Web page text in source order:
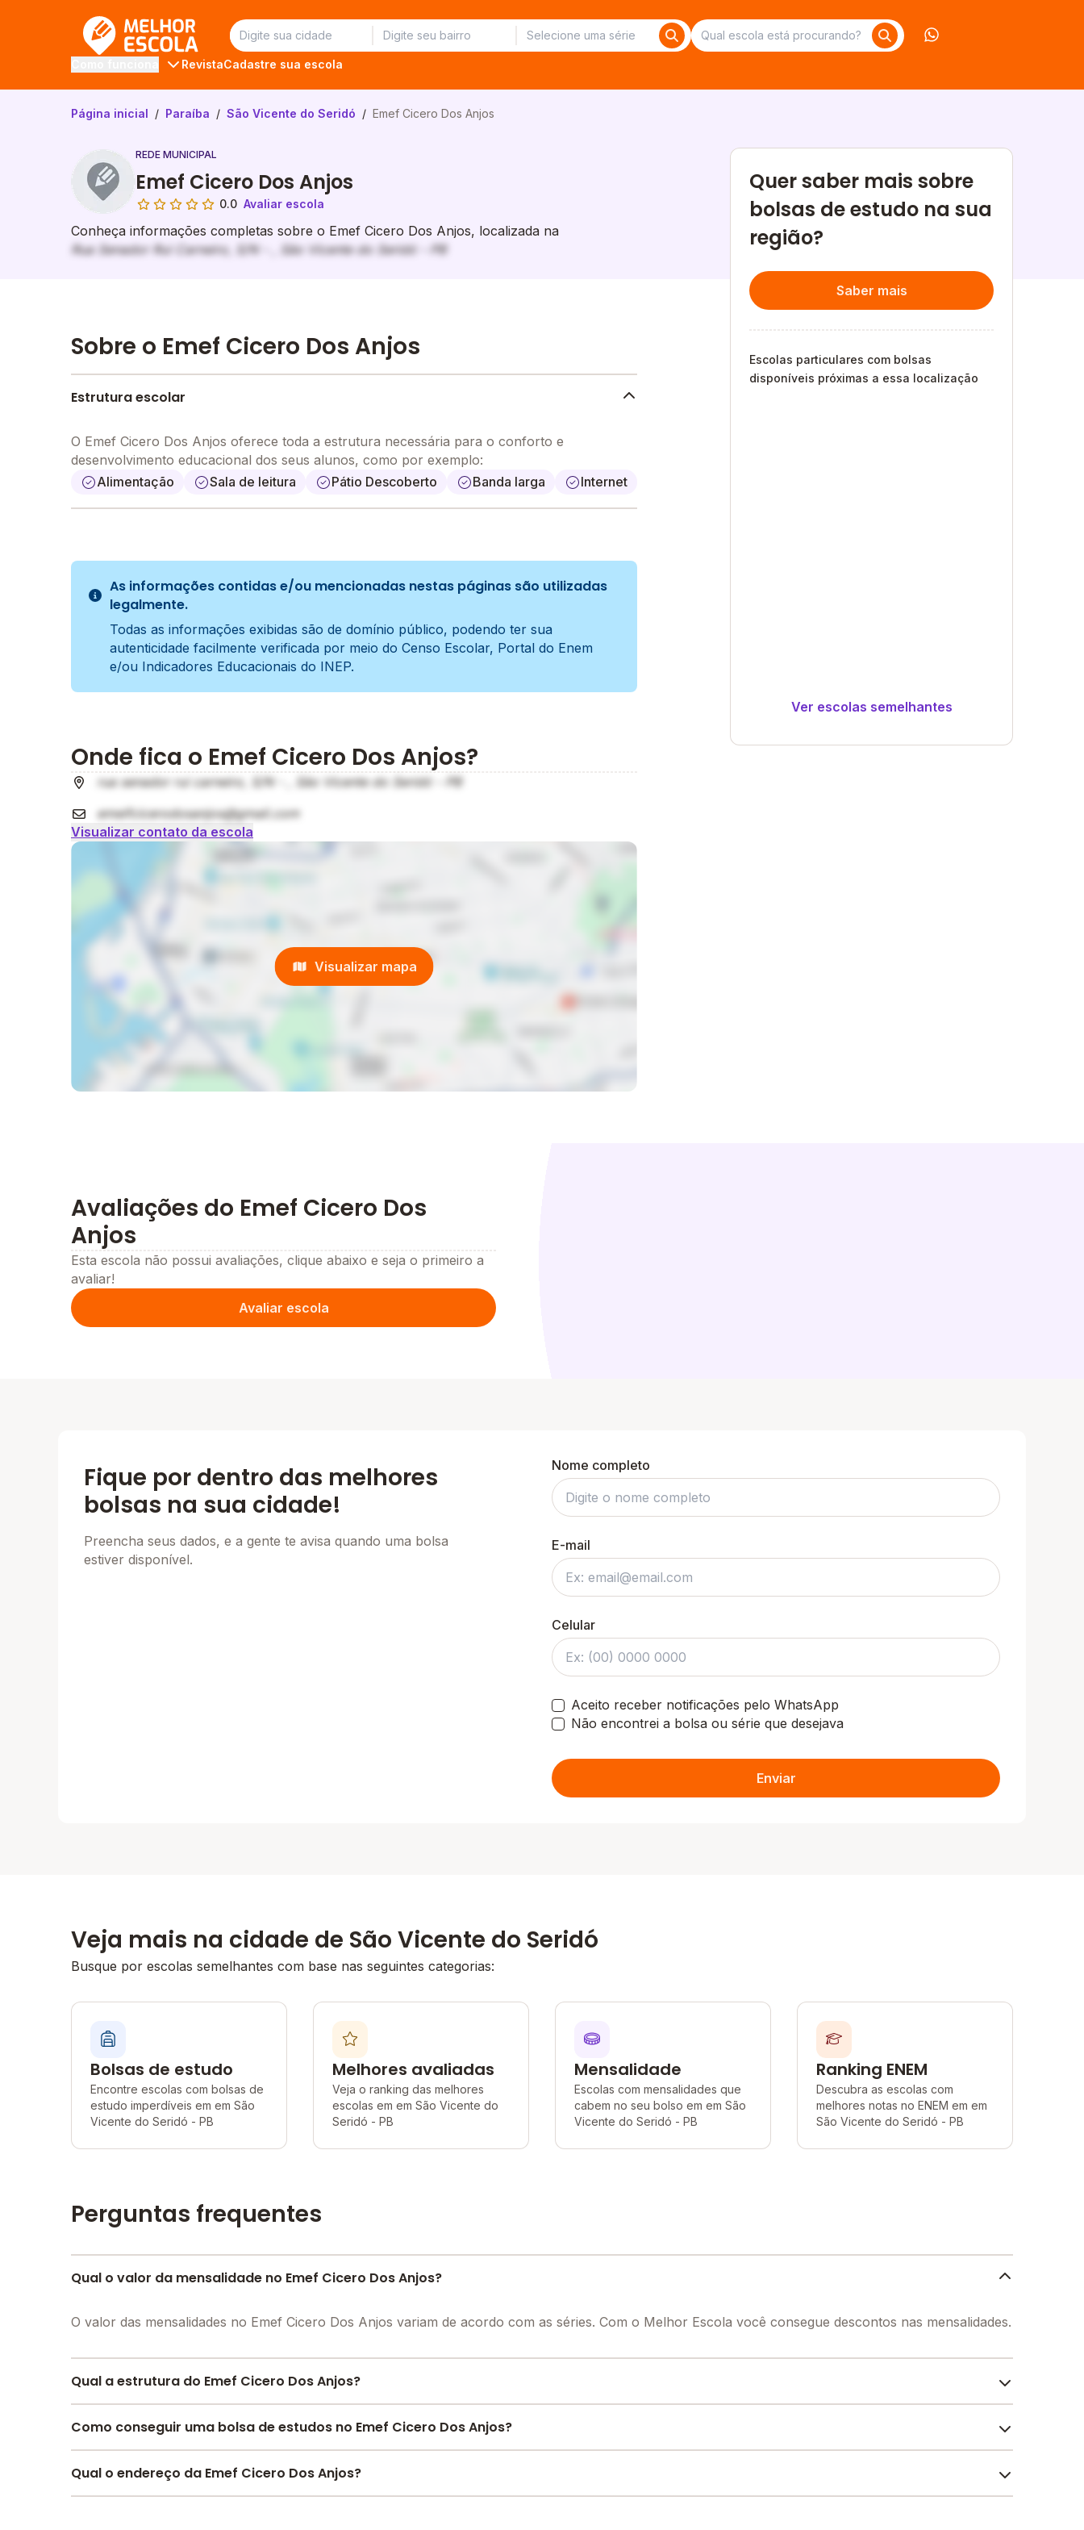
RevistaCadastre sua escola
Página inicial / Paraíba / São Vicente do Seridó / Emef Cicero Dos Anjos
REDE MUNICIPAL
Emef Cicero Dos Anjos
0.0 Avaliar escola
Conheça informações completas sobre o Emef Cicero Dos Anjos, localizada na
Rua Senador Rui Carneiro, S/N - , São Vicente do Seridó - PB
Quer saber mais sobre
bolsas de estudo na sua
região?
Saber mais
Escolas particulares com bolsas
disponíveis próximas a essa localização
Ver escolas semelhantes
Sobre o Emef Cicero Dos Anjos
Estrutura escolar
O Emef Cicero Dos Anjos oferece toda a estrutura necessária para o conforto e
desenvolvimento educacional dos seus alunos, como por exemplo:
Alimentação
Sala de leitura Pátio Descoberto Banda larga Internet
As informações contidas e/ou mencionadas nestas páginas são utilizadas
legalmente.
Todas as informações exibidas são de domínio público, podendo ter sua
autenticidade facilmente verificada por meio do Censo Escolar, Portal do Enem
e/ou Indicadores Educacionais do INEP.
Onde fica o Emef Cicero Dos Anjos?
rua senador rui carneiro, S/N - , São Vicente do Seridó - PB
emeifcicerodosanjos@gmail.com
Visualizar contato da escola
Visualizar mapa
Avaliações do Emef Cicero Dos
Anjos
Esta escola não possui avaliações, clique abaixo e seja o primeiro a
avaliar!
Avaliar escola
Fique por dentro das melhores
bolsas na sua cidade!
Preencha seus dados, e a gente te avisa quando uma bolsa
estiver disponível.
Nome completo
E-mail
Celular
Aceito receber notificações pelo WhatsApp
Não encontrei a bolsa ou série que desejava
Enviar
Veja mais na cidade de São Vicente do Seridó
Busque por escolas semelhantes com base nas seguintes categorias:
Bolsas de estudo
Encontre escolas com bolsas de
estudo imperdíveis em em São
Vicente do Seridó - PB
Melhores avaliadas
Veja o ranking das melhores
escolas em em São Vicente do
Seridó - PB
Mensalidade
Escolas com mensalidades que
cabem no seu bolso em em São
Vicente do Seridó - PB
Ranking ENEM
Descubra as escolas com
melhores notas no ENEM em em
São Vicente do Seridó - PB
Perguntas frequentes
Qual o valor da mensalidade no Emef Cicero Dos Anjos?
O valor das mensalidades no Emef Cicero Dos Anjos variam de acordo com as séries. Com o Melhor Escola você consegue descontos nas mensalidades.
Qual a estrutura do Emef Cicero Dos Anjos?
O Emef Cicero Dos Anjos oferece toda a estrutura necessária para o conforto e desenvolvimento educacional dos seus alunos, contendo: Alimentação,
Como conseguir uma bolsa de estudos no Emef Cicero Dos Anjos?
Pesquise bolsas disponíveis no Melhor Escola e encontre o melhor desconto para você.
Qual o endereço da Emef Cicero Dos Anjos?